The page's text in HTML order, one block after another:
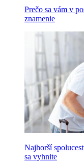
Prečo sa vám v
znamenie
Najhorší
sa vyhnite